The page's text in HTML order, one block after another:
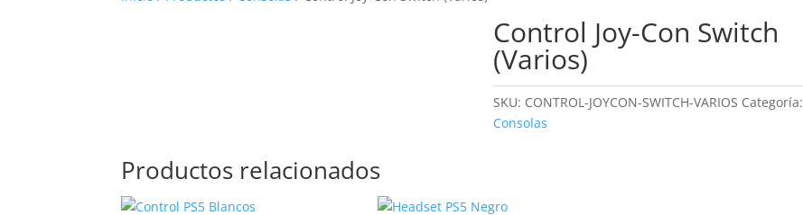
Control Joy-Con Switch
(Varios)
SKU: CONTROL-JOYCON-SWITCH-VARIOS Categoría:
Consolas
Productos relacionados